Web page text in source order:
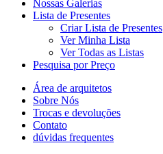
Nossas Galerias
Lista de Presentes
Criar Lista de Presentes
Ver Minha Lista
Ver Todas as Listas
Pesquisa por Preço
Área de arquitetos
Sobre Nós
Trocas e devoluções
Contato
dúvidas frequentes